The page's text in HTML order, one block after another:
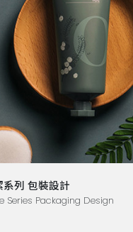
列 包裝設計
Series Packaging Design